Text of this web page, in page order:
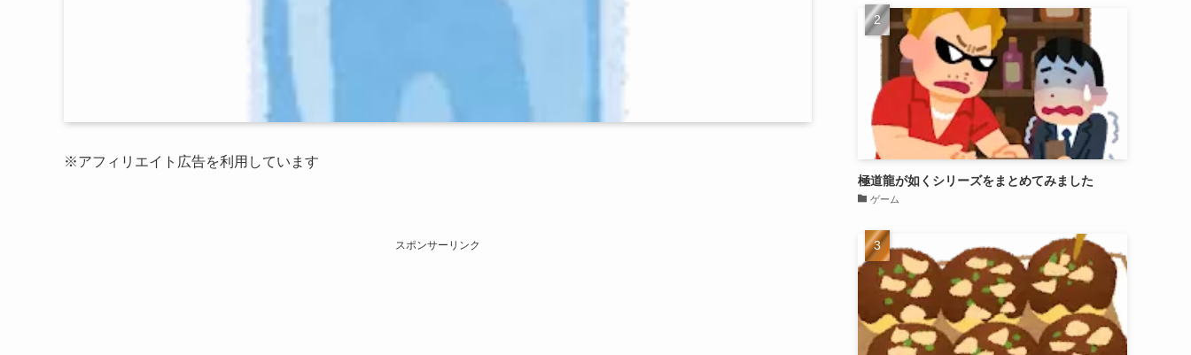
※アフィリエイト広告を利用しています
スポンサーリンク
極道龍が如くシリーズをまとめてみました
ゲーム